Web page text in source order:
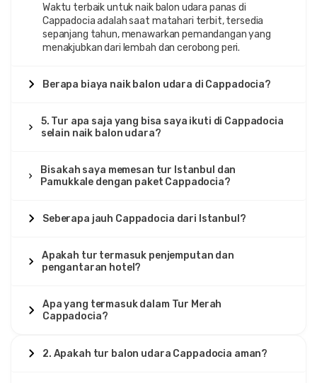
Waktu terbaik untuk naik balon udara panas di
Cappadocia adalah saat matahari terbit, tersedia
sepanjang tahun, menawarkan pemandangan yang
menakjubkan dari lembah dan cerobong peri.
Berapa biaya naik balon udara di Cappadocia?
5. Tur apa saja yang bisa saya ikuti di Cappadocia
selain naik balon udara?
Bisakah saya memesan tur Istanbul dan
Pamukkale dengan paket Cappadocia?
Seberapa jauh Cappadocia dari Istanbul?
Apakah tur termasuk penjemputan dan
pengantaran hotel?
Apa yang termasuk dalam Tur Merah
Cappadocia?
2. Apakah tur balon udara Cappadocia aman?